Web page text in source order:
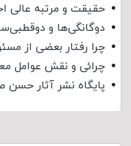
حقیقت و مرتبه عالی
دوگانگی‌ها و
چرا رفتار بعضی از
چرائی و نقش عوامل
پایگاه نشر آثار حسن